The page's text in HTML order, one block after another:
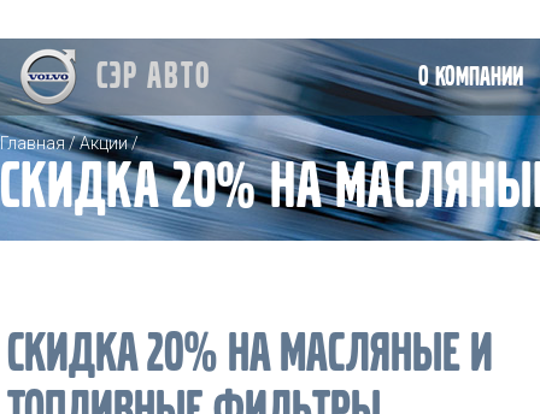
О компании
СЭР АВТО
Главная/Акции/
Скидка 20% на
Скидка 20% на масляные и